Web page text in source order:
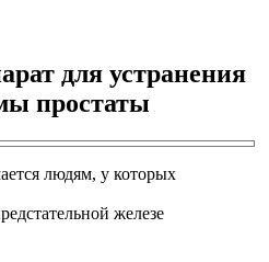
для устранения
простаты
людям, у которых
железе